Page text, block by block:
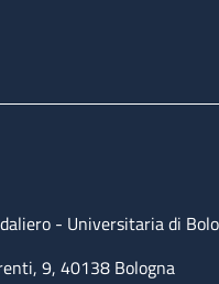
- Universitaria di
9, 40138 Bologna